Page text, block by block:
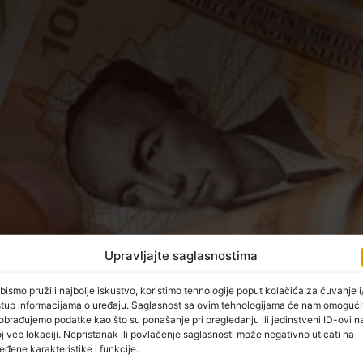
Upravljajte saglasnostima
pružili najbolje iskustvo, koristimo tehnologije poput kolačića za čuvanje
informacijama o uređaju. Saglasnost sa ovim tehnologijama će nam
podatke kao što su ponašanje pri pregledanju ili jedinstveni ID-ovi
veb lokaciji. Nepristanak ili povlačenje saglasnosti može negativno uticati na
karakteristike i funkcije.
decembar 2017. godine u Federaciji BiH iznosila je 875
na prethodni mjesec.
isplaćena neto plaća po zaposlenom za decembar